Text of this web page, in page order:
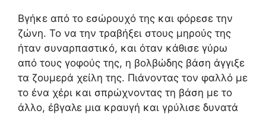
Βγήκε από το εσώρουχό της και φόρεσε την
ζώνη. Το να την τραβήξει στους μηρούς της
ήταν συναρπαστικό, και όταν κάθισε γύρω
από τους γοφούς της, η βολβώδης βάση άγγιξε
τα ζουμερά χείλη της. Πιάνοντας τον φαλλό με
το ένα χέρι και σπρώχνοντας τη βάση με το
άλλο, έβγαλε μια κραυγή και γρύλισε δυνατά